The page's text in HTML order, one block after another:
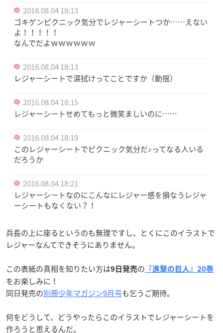
2016.08.04 18:13
ゴキゲンピクニック気分でレジャーシートつか……えない
よ！！！！！
なんでだよｗｗｗｗｗｗ
2016.08.04 18:13
レジャーシートで涙拭けってことですか（動揺）
2016.08.04 18:15
レジャーシートせめてもっと微笑ましいのに……
2016.08.04 18:19
このレジャーシートでピクニック気分だ♪ってなる人いる
だろうか
2016.08.04 18:21
レジャーシートなのにこんなにレジャー感を損なうレジャ
ーシートもなくない？！
兵長の上に座るというのも無理ですし、とくにこのイラストで
レジャーなんてできそうにありません。
この表紙の真相を知りたい方は9日発売の 『進撃の巨人』20巻
をお楽しみに！
同日発売の別冊少年マガジン9月号も乞うご期待。
何をどうして、どうやったらこのイラストでレジャーシートを
作ろうと思えるんだ。